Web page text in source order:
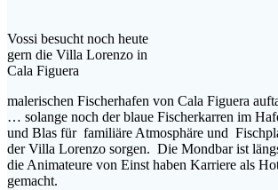
Vossi besucht noch heute
gern die Villa Lorenzo in
Cala Figuera
malerischen Fischerhafen von Cala Figuera
… solange noch der blaue Fischerkarren im
und Blas für familiäre Atmosphäre und
der Villa Lorenzo sorgen. Die Mondbar ist
die Animateure von Einst haben Karriere als
gemacht.